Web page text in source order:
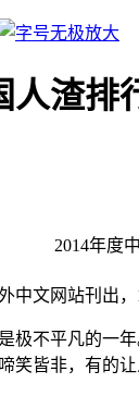
人渣排
2014年度
中文网站刊出，
极不平凡的一
笑皆非，有的让